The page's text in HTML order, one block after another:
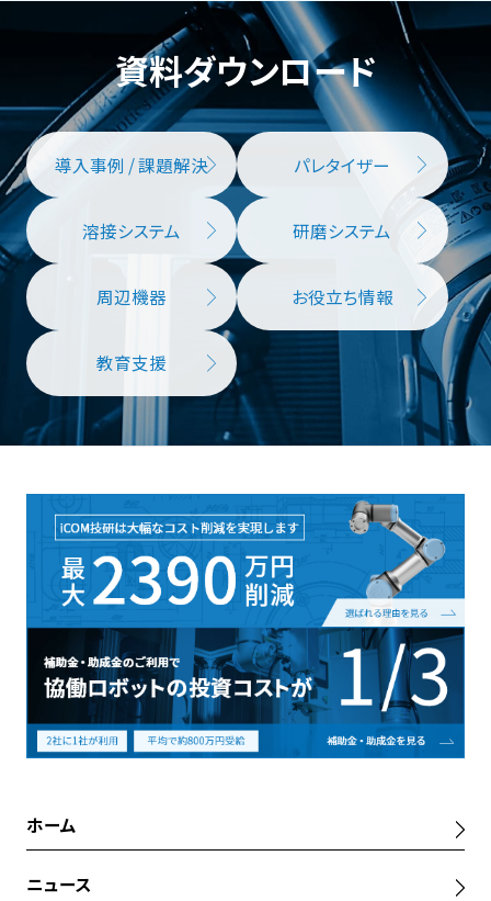
資料ダウンロード
導入事例 / 課題解決 パレタイザー
溶接システム 研磨システム
周辺機器 お役立ち情報
教育支援
ホーム
ニュース